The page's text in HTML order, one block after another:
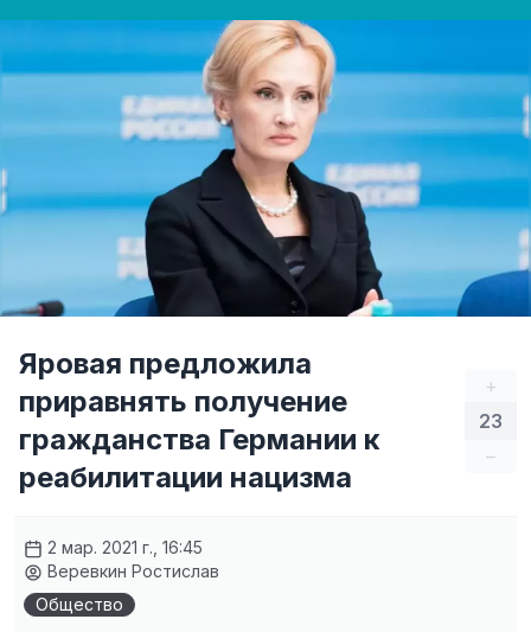
+
23
–
Яровая предложила
приравнять получение
гражданства Германии к
реабилитации нацизма
2 мар. 2021 г., 16:45
Веревкин Ростислав
Общество